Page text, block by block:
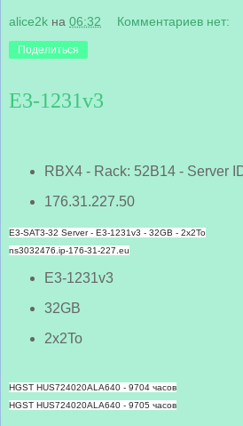
alice2k на 06:32 Комментариев нет:
Поделиться
E3-1231v3
RBX4 - Rack: 52B14 - Server
176.31.227.50
E3-SAT3-32 Server - E3-1231v3 - 32GB - 2x2To
ns3032476.ip-176-31-227.eu
E3-1231v3
32GB
2x2To
HGST HUS724020ALA640 - 9704 часов
HGST HUS724020ALA640 - 9705 часов